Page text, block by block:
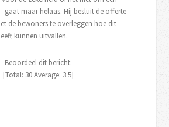
gaat maar helaas. Hij besluit de offerte
de bewoners te overleggen hoe dit
kunnen uitvallen.
Beoordeel dit bericht:
[Total: 30Average: 3.5]